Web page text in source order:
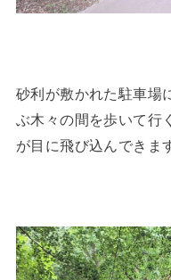
砂利が敷かれた駐車場
ぶ木々の間を歩いて行
が目に飛び込んできま